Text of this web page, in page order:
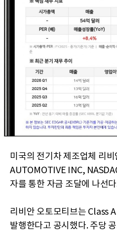
미국의 전기차 제조업체 리
AUTOMOTIVE INC,
자를 통한 자금 조달에 나선
리비안 오토모티브는 Class
발행한다고 공시했다. 주당